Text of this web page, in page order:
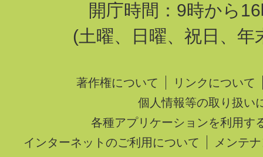
開庁時間：9時から
(土曜、日曜、祝日、年
著作権について
リンクについて
個人情報等の取り扱い
各種アプリケーションを利用す
インターネットのご利用について
メンテ